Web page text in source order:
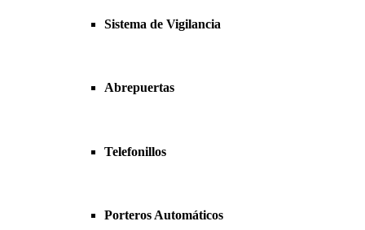
Sistema de Vigilancia
Abrepuertas
Telefonillos
Porteros Automáticos